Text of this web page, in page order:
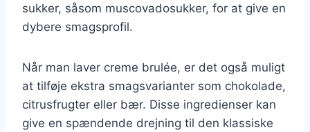
sukker, såsom muscovadosukker, for at give en
dybere smagsprofil.
Når man laver creme brulée, er det også muligt
at tilføje ekstra smagsvarianter som chokolade,
citrusfrugter eller bær. Disse ingredienser kan
give en spændende drejning til den klassiske